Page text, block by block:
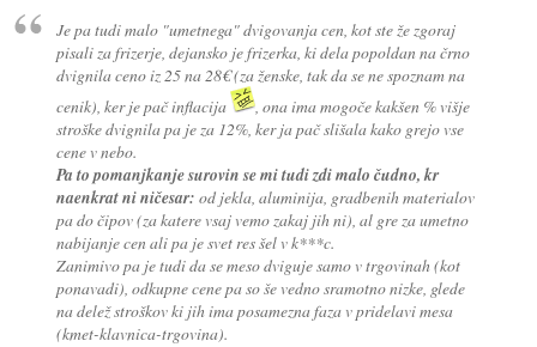
Je pa tudi malo "umetnega" dvigovanja cen, kot ste že zgoraj
pisali za frizerje, dejansko je frizerka, ki dela popoldan na črno
dvignila ceno iz 25 na 28€ (za ženske, tak da se ne spoznam na
cenik), ker je pač inflacija
, ona ima mogoče kakšen % višje
stroške dvignila pa je za 12%, ker ja pač slišala kako grejo vse
cene v nebo.
Pa to pomanjkanje surovin se mi tudi zdi malo čudno, kr
naenkrat ni ničesar: od jekla, aluminija, gradbenih materialov
pa do čipov (za katere vsaj vemo zakaj jih ni), al gre za umetno
nabijanje cen ali pa je svet res šel v k***c.
Zanimivo pa je tudi da se meso dviguje samo v trgovinah (kot
ponavadi), odkupne cene pa so še vedno sramotno nizke, glede
na delež stroškov ki jih ima posamezna faza v pridelavi mesa
(kmet-klavnica-trgovina).